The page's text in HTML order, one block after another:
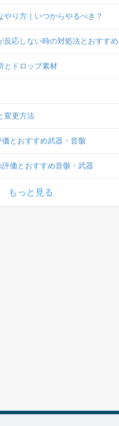
やり方｜いつからやるべき？
反応しない時の対処法とおすすめ
とドロップ素材
変更方法
とおすすめ武器・音骸
価とおすすめ音骸・武器
もっと見る